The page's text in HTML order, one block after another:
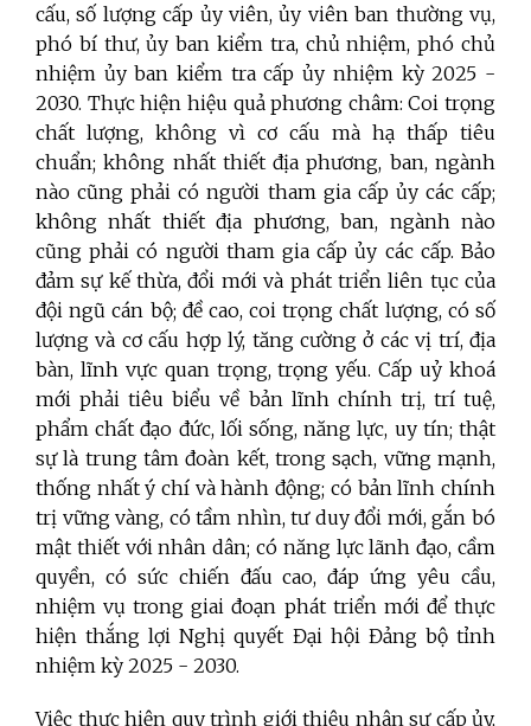
cấu, số lượng cấp ủy viên, ủy viên ban thường vụ,
phó bí thư, ủy ban kiểm tra, chủ nhiệm, phó chủ
nhiệm ủy ban kiểm tra cấp ủy nhiệm kỳ 2025 -
2030. Thực hiện hiệu quả phương châm: Coi trọng
chất lượng, không vì cơ cấu mà hạ thấp tiêu
chuẩn; không nhất thiết địa phương, ban, ngành
nào cũng phải có người tham gia cấp ủy các cấp;
không nhất thiết địa phương, ban, ngành nào
cũng phải có người tham gia cấp ủy các cấp. Bảo
đảm sự kế thừa, đổi mới và phát triển liên tục của
đội ngũ cán bộ; đề cao, coi trọng chất lượng, có số
lượng và cơ cấu hợp lý, tăng cường ở các vị trí, địa
bàn, lĩnh vực quan trọng, trọng yếu. Cấp uỷ khoá
mới phải tiêu biểu về bản lĩnh chính trị, trí tuệ,
phẩm chất đạo đức, lối sống, năng lực, uy tín; thật
sự là trung tâm đoàn kết, trong sạch, vững mạnh,
thống nhất ý chí và hành động; có bản lĩnh chính
trị vững vàng, có tầm nhìn, tư duy đổi mới, gắn bó
mật thiết với nhân dân; có năng lực lãnh đạo, cầm
quyền, có sức chiến đấu cao, đáp ứng yêu cầu,
nhiệm vụ trong giai đoạn phát triển mới để thực
hiện thắng lợi Nghị quyết Đại hội Đảng bộ tỉnh
nhiệm kỳ 2025 - 2030.
Việc thực hiện quy trình giới thiệu nhân sự cấp ủy,